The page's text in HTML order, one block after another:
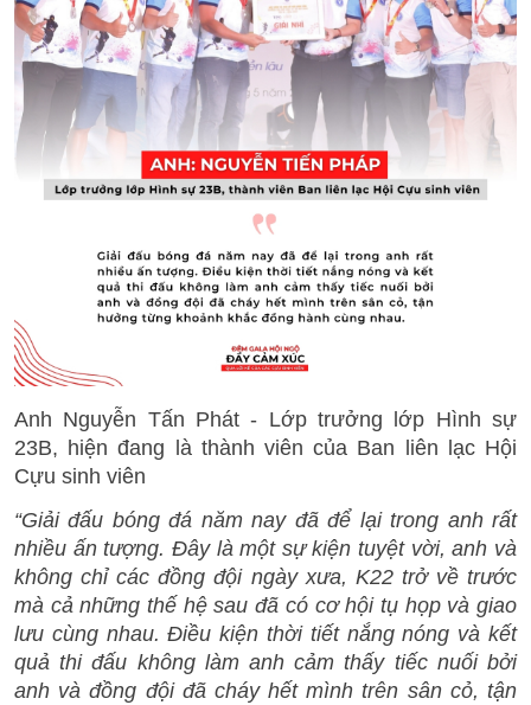
Anh Nguyễn Tấn Phát - Lớp trưởng lớp Hình sự
23B, hiện đang là thành viên của Ban liên lạc Hội
Cựu sinh viên
“Giải đấu bóng đá năm nay đã để lại trong anh rất
nhiều ấn tượng. Đây là một sự kiện tuyệt vời, anh và
không chỉ các đồng đội ngày xưa, K22 trở về trước
mà cả những thế hệ sau đã có cơ hội tụ họp và giao
lưu cùng nhau. Điều kiện thời tiết nắng nóng và kết
quả thi đấu không làm anh cảm thấy tiếc nuối bởi
anh và đồng đội đã cháy hết mình trên sân cỏ, tận